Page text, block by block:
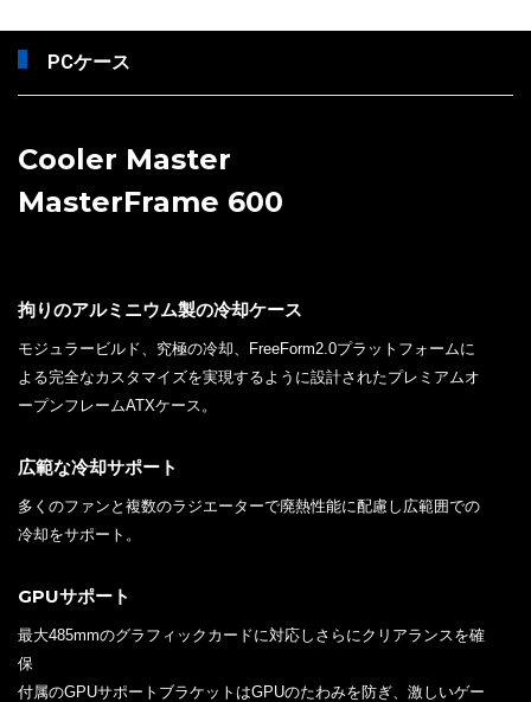
PCケース
Cooler Master
MasterFrame 600
拘りのアルミニウム製の冷却ケース
モジュラービルド、究極の冷却、FreeForm2.0プラットフォームに
よる完全なカスタマイズを実現するように設計されたプレミアムオ
ープンフレームATXケース。
広範な冷却サポート
多くのファンと複数のラジエーターで廃熱性能に配慮し広範囲での
冷却をサポート。
GPUサポート
最大485mmのグラフィックカードに対応しさらにクリアランスを確
保
付属のGPUサポートブラケットはGPUのたわみを防ぎ、激しいゲー